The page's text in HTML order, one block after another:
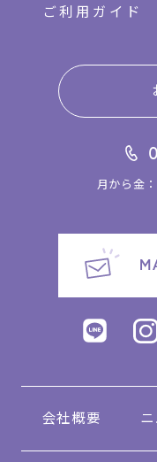
ご利用ガイド
月から金
会社概要